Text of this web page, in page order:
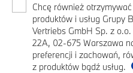
Chcę również
produktów i usług Grupy
Vertriebs GmbH Sp. z o.o.
22A, 02-675 Warszawa
preferencji i zachowań,
z produktów bądź usług.